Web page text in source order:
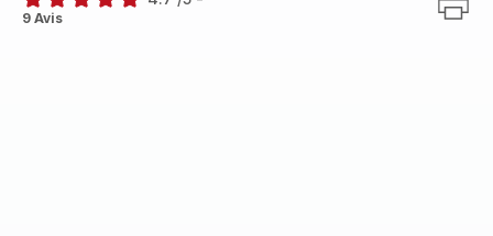
ratings.4.7
9 Avis